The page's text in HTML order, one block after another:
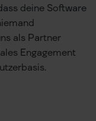
deine Software
als Partner
Engagement